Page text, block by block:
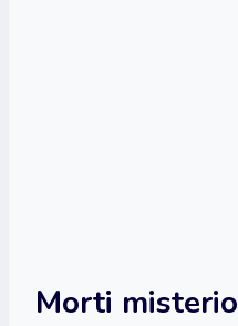
Morti